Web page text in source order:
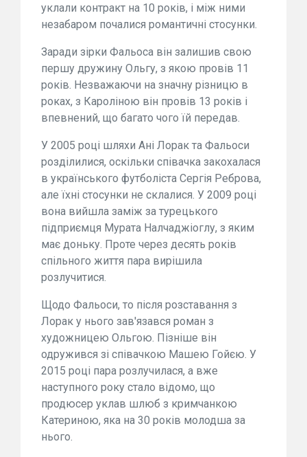
уклали контракт на 10 років, і між ними
незабаром почалися романтичні стосунки.
Заради зірки Фальоса він залишив свою
першу дружину Ольгу, з якою провів 11
років. Незважаючи на значну різницю в
роках, з Кароліною він провів 13 років і
впевнений, що багато чого їй передав.
У 2005 році шляхи Ані Лорак та Фальоси
розділилися, оскільки співачка закохалася
в українського футболіста Сергія Реброва,
але їхні стосунки не склалися. У 2009 році
вона вийшла заміж за турецького
підприємця Мурата Налчаджіоглу, з яким
має доньку. Проте через десять років
спільного життя пара вирішила
розлучитися.
Щодо Фальоси, то після розставання з
Лорак у нього зав'язався роман з
художницею Ольгою. Пізніше він
одружився зі співачкою Машею Гойєю. У
2015 році пара розлучилася, а вже
наступного року стало відомо, що
продюсер уклав шлюб з кримчанкою
Катериною, яка на 30 років молодша за
нього.